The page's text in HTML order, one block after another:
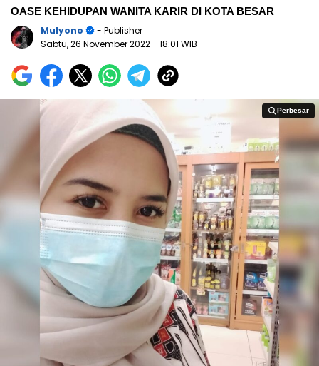
OASE KEHIDUPAN WANITA KARIR DI KOTA BESAR
Mulyono
- Publisher
Sabtu, 26 November 2022- 18:01 WIB
Perbesar
Perbesar